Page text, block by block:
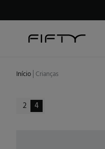
Início Crianças
2 4